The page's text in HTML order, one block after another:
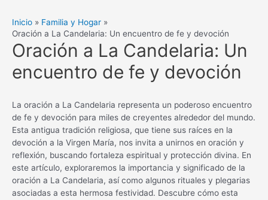
Inicio
Familia y Hogar
Oración a La Candelaria: Un encuentro de fe y devoción
Oración a La Candelaria: Un
encuentro de fe y devoción
La oración a La Candelaria representa un poderoso encuentro
de fe y devoción para miles de creyentes alrededor del mundo.
Esta antigua tradición religiosa, que tiene sus raíces en la
devoción a la Virgen María, nos invita a unirnos en oración y
reflexión, buscando fortaleza espiritual y protección divina. En
este artículo, exploraremos la importancia y significado de la
oración a La Candelaria, así como algunos rituales y plegarias
asociadas a esta hermosa festividad. Descubre cómo esta